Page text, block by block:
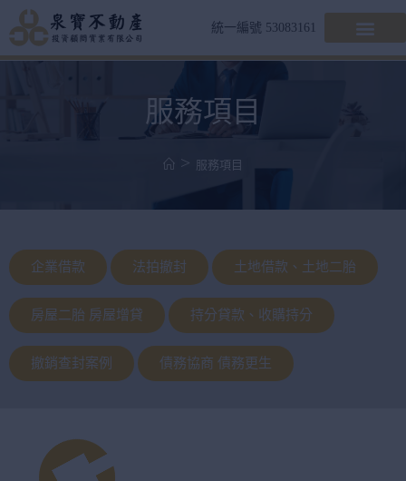
統一編號 53083161
服務項目
> 服務項目
企業借款 法拍撤封 土地借款、土地二胎
房屋二胎 房屋增貸 持分貸款、收購持分
撤銷查封案例 債務協商 債務更生